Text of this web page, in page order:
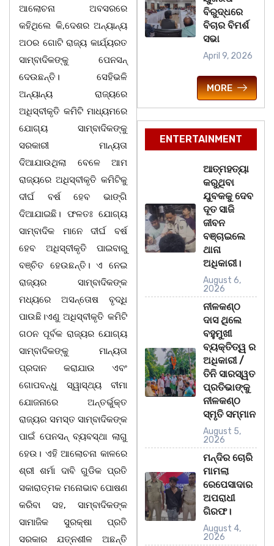
ଆଲୋଚନା ଅବସରରେ
କହିଥିଲେ କି,ଦେଶର ଅନ୍ୟାନ୍ୟ
ଅଠର ଗୋଟି ରାଜ୍ୟ କାର୍ଯ୍ୟରତ
ସାମ୍ବାଦିକଙ୍କୁ ପେନସନ୍
ଦେଉଛନ୍ତି। ସେହିଭଳି
ଅନ୍ୟାନ୍ୟ ରାଜ୍ୟରେ
ଅଧିସ୍ବୀକୃତି କମିଟି ମାଧ୍ୟମରେ
ଯୋଗ୍ୟ ସାମ୍ବାଦିକଙ୍କୁ
ସରକାରୀ ମାନ୍ୟତା
ଦିଆଯାଉଥିଲା ବେଳେ ଆମ
ରାଜ୍ୟରେ ଅଧିସ୍ବୀକୃତି କମିଟିକୁ
ଦୀର୍ଘ ବର୍ଷ ହେବ ଭାଙ୍ଗି
ଦିଆଯାଇଛି। ଫଳତଃ ଯୋଗ୍ୟ
ସାମ୍ବାଦିକ ମାନେ ଦୀର୍ଘ ବର୍ଷ
ହେବ ଅଧିସ୍ବୀକୃତି ପାଇବାରୁ
ବଞ୍ଚିତ ହେଉଛନ୍ତି। ଏ ନେଇ
ରାଜ୍ୟର ସାମ୍ବାଦିକଙ୍କ
ମଧ୍ୟରେ ଅସନ୍ତୋଷ ବୃଦ୍ଧି
ପାଉଛି।ଏଣୁ ଅଧିସ୍ବୀକୃତି କମିଟି
ଗଠନ ପୂର୍ବକ ରାଜ୍ୟର ଯୋଗ୍ୟ
ସାମ୍ବାଦିକଙ୍କୁ ମାନ୍ୟତା
ପ୍ରଦାନ କରାଯାଉ ଏବଂ
ଗୋପବନ୍ଧୁ ସ୍ୱାସ୍ଥ୍ୟ ବୀମା
ଯୋଜନାରେ ଅନ୍ତର୍ଭୁକ୍ତ
ରାଜ୍ୟର ସମସ୍ତ ସାମ୍ବାଦିକଙ୍କ
ପାଇଁ ପେନସନ୍ ବ୍ୟବସ୍ଥା ଲାଗୁ
ହେଉ। ଏହି ଆଲୋଚନା କାଳରେ
ଶ୍ରୀ ଶର୍ମା ଦାବି ଗୁଡିକ ପ୍ରତି
ସକାରାତ୍ମକ ମନୋଭାବ ପୋଷଣ
କରିବା ସହ, ସାମ୍ବାଦିକଙ୍କ
ସାମାଜିକ ସୁରକ୍ଷା ପ୍ରତି
ସରକାର ଯତ୍ନଶୀଳ ଅଛନ୍ତି
ବିରୁଦ୍ଧରେ
ବିଚାର ବିମର୍ଶ
ସଭା
April 9, 2026
MORE
ENTERTAINMENT
ଆତ୍ମହତ୍ୟା
କରୁଥିବା
ଯୁବକକୁ ଦେବ
ଦୂତ ସାଜି
ଜୀବନ
ବଞ୍ଚାଇଲେ
ଥାନା
ଅଧିକାରୀ।
August 6,
2026
ନୀଳକଣ୍ଠ
ଦାସ ଥିଲେ
ବହୁମୁଖୀ
ବ୍ୟକ୍ତିତ୍ୱ ର
ଅଧିକାରୀ /
ତିନି ସାରସ୍ୱତ
ପ୍ରତିଭାଙ୍କୁ
ନୀଳକଣ୍ଠ
ସ୍ମୃତି ସମ୍ମାନ
August 5,
2026
ମନ୍ଦିର ଚୋରି
ମାମଲା
ରେପେସାଦାର
ଅପରାଧୀ
ଗିରଫ।
August 4,
2026